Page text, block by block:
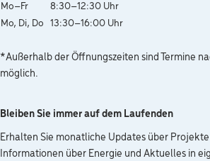
WochentagÖffnungszeiten
Mo–Fr
8:30–12:30 Uhr
Mo, Di, Do
13:30–16:00 Uhr
*Außerhalb der Öffnungszeiten sind Termine
möglich.
Bleiben Sie immer auf dem Laufenden
Erhalten Sie monatliche Updates über
Informationen über Energie und Aktuelles in